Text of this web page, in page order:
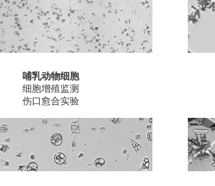
哺乳动物细胞
细胞增殖监测
伤口愈合实验